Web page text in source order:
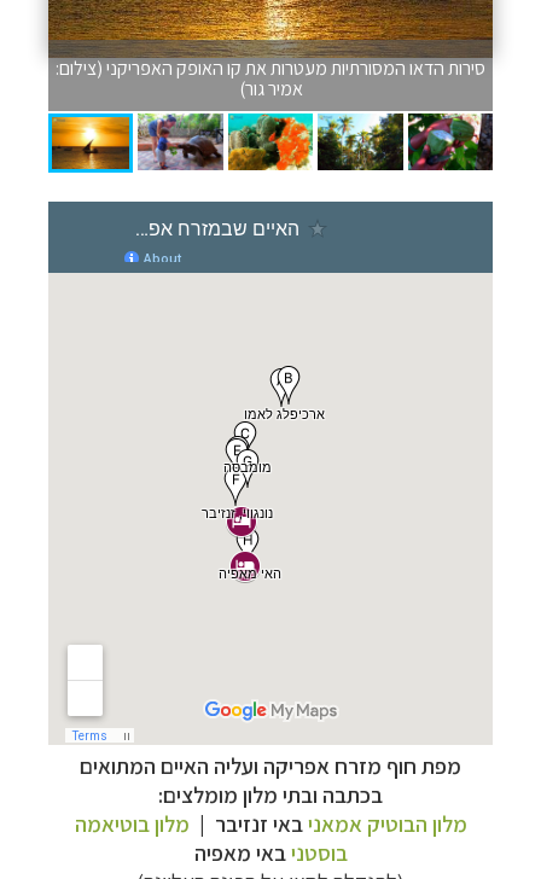
סירות הדאו המסורתיות מעטרות את קו האופק האפריקני (צילום:
אמיר גור)
מפת חוף מזרח אפריקה ועליה האיים המתואים
בכתבה ובתי מלון מומלצים:
מלון הבוטיק אמאניבאי זנזיבר | מלון בוטיאמה
בוסטניבאי מאפיה
קרוזים והפלגות נופש לחצו לרשימת היעדים »
תכנון טיולים למדינות אירופהלחצו לרשימת היעדים